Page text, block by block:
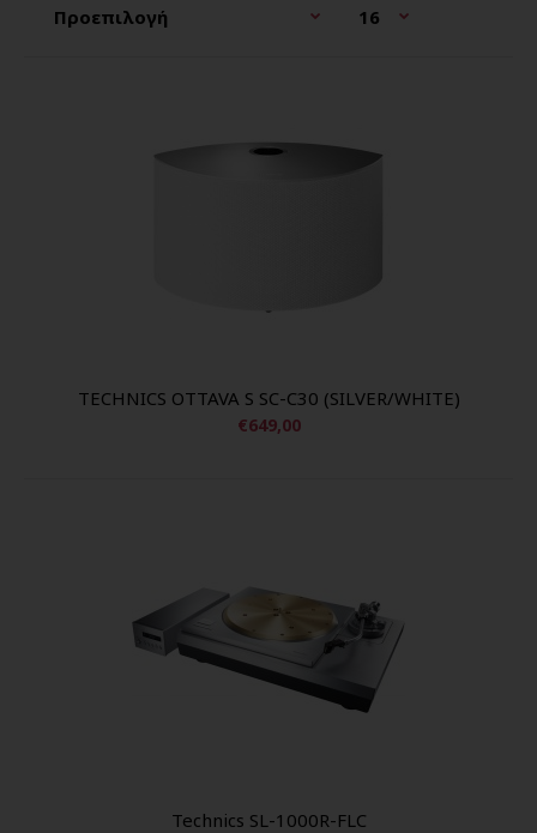
TECHNICS OTTAVA S SC-C30 (SILVER/WHITE)
€649,00
Technics SL-1000R-FLC